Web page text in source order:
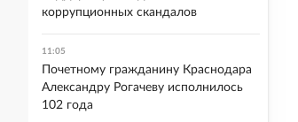
коррупционных скандалов
11:05
Почетному гражданину Краснодара
Александру Рогачеву исполнилось
102 года